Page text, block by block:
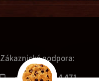
Zákaznická podpora:
+420 731 614 471